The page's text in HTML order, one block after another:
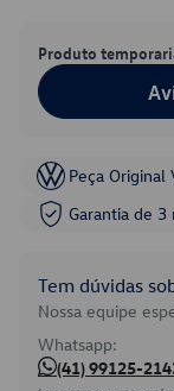
Produto
Peça Original
Garantia de
Tem dúvidas
Nossa equipe
Whatsapp:
(41) 99125-